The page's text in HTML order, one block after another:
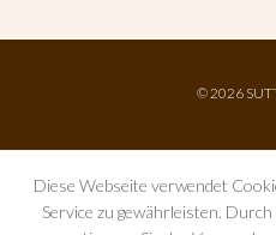
© 2026
Diese Webseite verwendet
Service zu gewährleisten.